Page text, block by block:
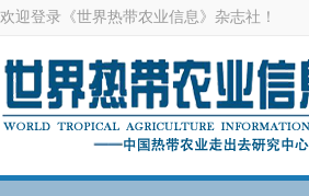
欢迎登录《世界热带农业信息》杂志社！